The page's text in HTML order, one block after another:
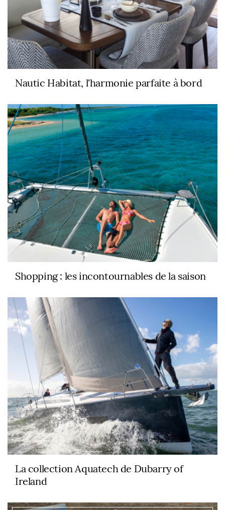
Nautic Habitat, l'harmonie parfaite à bord
Shopping : les incontournables de la saison
La collection Aquatech de Dubarry of
Ireland